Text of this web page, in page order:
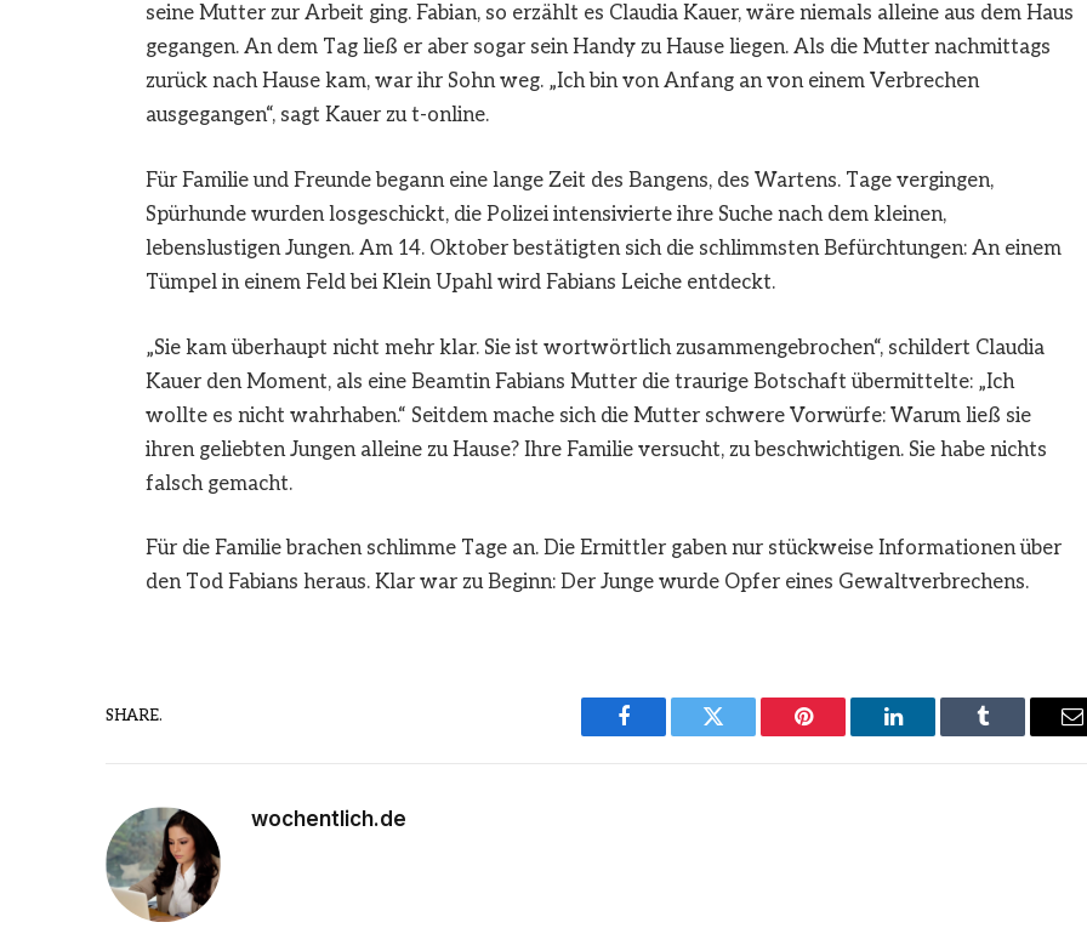
seine Mutter zur Arbeit ging. Fabian, so erzählt es Claudia Kauer, wäre niemals alleine aus dem Haus
gegangen. An dem Tag ließ er aber sogar sein Handy zu Hause liegen. Als die Mutter nachmittags
zurück nach Hause kam, war ihr Sohn weg. „Ich bin von Anfang an von einem Verbrechen
ausgegangen“, sagt Kauer zu t-online.
Für Familie und Freunde begann eine lange Zeit des Bangens, des Wartens. Tage vergingen,
Spürhunde wurden losgeschickt, die Polizei intensivierte ihre Suche nach dem kleinen,
lebenslustigen Jungen. Am 14. Oktober bestätigten sich die schlimmsten Befürchtungen: An einem
Tümpel in einem Feld bei Klein Upahl wird Fabians Leiche entdeckt.
„Sie kam überhaupt nicht mehr klar. Sie ist wortwörtlich zusammengebrochen“, schildert Claudia
Kauer den Moment, als eine Beamtin Fabians Mutter die traurige Botschaft übermittelte: „Ich
wollte es nicht wahrhaben.“ Seitdem mache sich die Mutter schwere Vorwürfe: Warum ließ sie
ihren geliebten Jungen alleine zu Hause? Ihre Familie versucht, zu beschwichtigen. Sie habe nichts
falsch gemacht.
Für die Familie brachen schlimme Tage an. Die Ermittler gaben nur stückweise Informationen über
den Tod Fabians heraus. Klar war zu Beginn: Der Junge wurde Opfer eines Gewaltverbrechens.
SHARE.
Facebook Twitter Pinterest LinkedIn Tumblr
wochentlich.de